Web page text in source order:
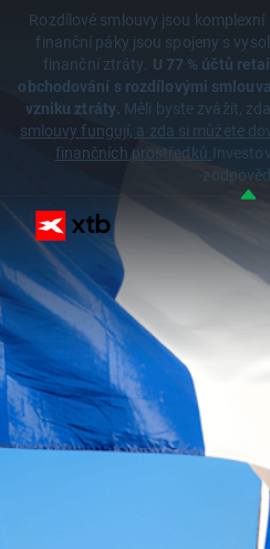
Rozdílové smlouvy jsou
finanční páky jsou spojeny s
finanční ztráty. U 77 % účtů
obchodování s rozdílovými
vzniku ztráty. Měli byste zvážit,
smlouvy fungují, a zda si můžete
finančních prostředků.